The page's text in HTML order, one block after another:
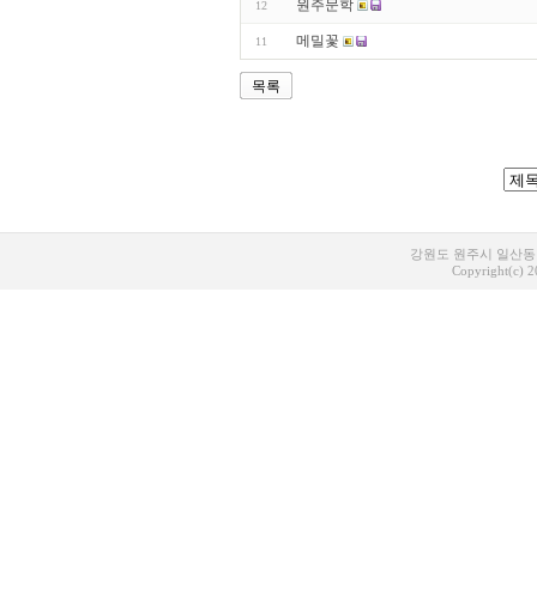
12 원주문학
11 메밀꽃
목록
강원도 원주시 일산
Copyright(c)